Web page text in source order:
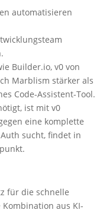
automatisieren
Builder.io, v0 von
Marblism stärker als
Code-Assistent-Tool.
ist mit v0
eine komplette
sucht, findet in
für die schnelle
aus KI-